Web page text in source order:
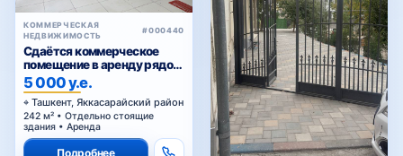
КОММЕРЧЕСКАЯ
НЕДВИЖИМОСТЬ
#000440
Сдаётся коммерческое
помещение в аренду рядом
Голубые купола
5 000 у.е.
Ташкент, Яккасарайский район
242 м² • Отдельно стоящие
здания • Аренда
Подробнее